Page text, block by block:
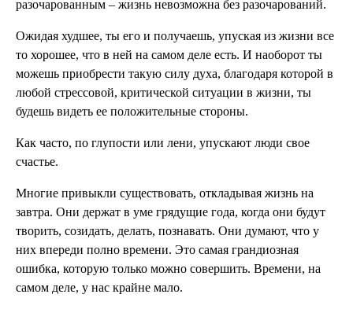
разочарованным – жизнь невозможна без разочарований.
Ожидая худшее, ты его и получаешь, упуская из жизни все
то хорошее, что в ней на самом деле есть. И наоборот ты
можешь приобрести такую силу духа, благодаря которой в
любой стрессовой, критической ситуации в жизни, ты
будешь видеть ее положительные стороны.
Как часто, по глупости или лени, упускают люди свое
счастье.
Многие привыкли существовать, откладывая жизнь на
завтра. Они держат в уме грядущие года, когда они будут
творить, созидать, делать, познавать. Они думают, что у
них впереди полно времени. Это самая грандиозная
ошибка, которую только можно совершить. Времени, на
самом деле, у нас крайне мало.